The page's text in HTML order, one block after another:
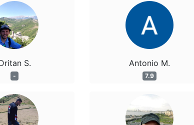
S.
-
Antonio M.
7.9